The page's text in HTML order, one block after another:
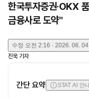
한국투자증권·OKX
금융사로 도약"
수정 오전 2:16 · 2026. 06.
진욱 기자
간단 요약 STAT AI 안내